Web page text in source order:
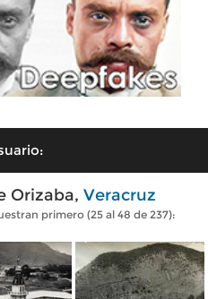
Orizaba, Veracruz
primero (25 al 48 de 237):